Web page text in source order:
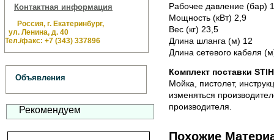
Контактная информация
Россия, г. Екатеринбург,
ул. Ленина, д. 40
Тел./факс: +7 (343) 337896
Объявления
Рекомендуем
Рабочее давление (бар)
Мощность (кВт) 2,9
Вес (кг) 23,5
Длина шланга (м) 12
Длина сетевого кабеля
Комплект поставки
Мойка, пистолет,
изменяться
производителя.
Похожие